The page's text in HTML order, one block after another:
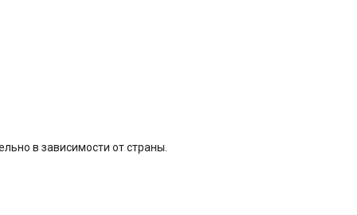
в зависимости от страны.